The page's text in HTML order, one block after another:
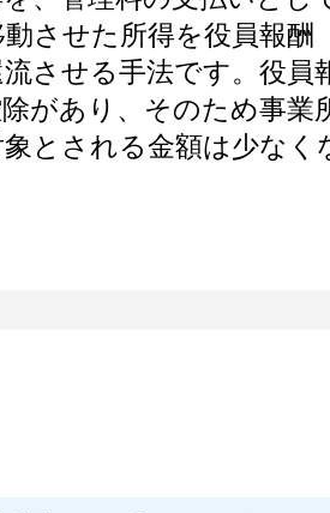
させた所得を役員報酬
させる手法です。役員
があり、そのため事業
象とされる金額は少な